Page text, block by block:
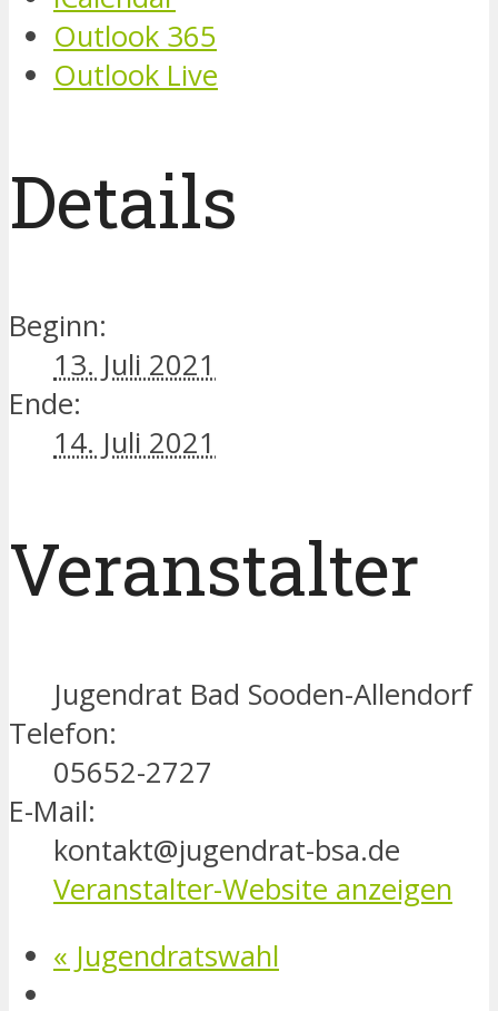
Outlook 365
Outlook Live
Details
Beginn:
13. Juli 2021
Ende:
14. Juli 2021
Veranstalter
Jugendrat Bad Sooden-Allendorf
Telefon:
05652-2727
E-Mail:
kontakt@jugendrat-bsa.de
Veranstalter-Website anzeigen
« Jugendratswahl